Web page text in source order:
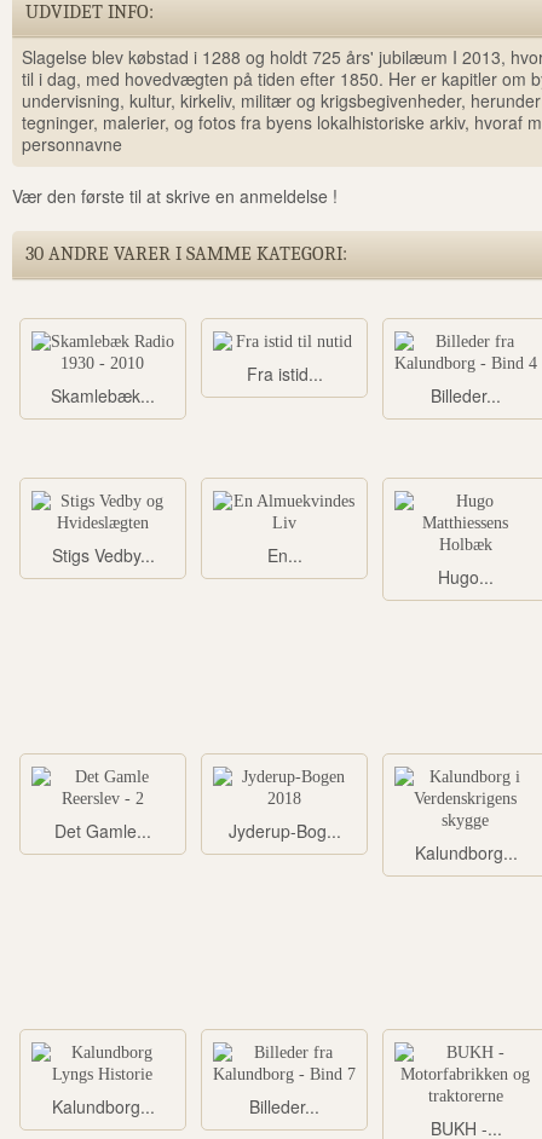
UDVIDET INFO:
Slagelse blev købstad i 1288 og holdt 725 års' jubilæum I 2013,
til i dag, med hovedvægten på tiden efter 1850. Her er kapitler
undervisning, kultur, kirkeliv, militær og krigsbegivenheder,
tegninger, malerier, og fotos fra byens lokalhistoriske arkiv, hvoraf
personnavne
Vær den første til at skrive en anmeldelse !
30 ANDRE VARER I SAMME KATEGORI:
Skamlebæk...
Fra istid...
Billeder...
Stigs Vedby...
En...
Hugo...
Det Gamle...
Jyderup-Bog...
Kalundborg...
Kalundborg...
Billeder...
BUKH -...